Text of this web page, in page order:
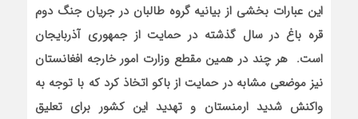
این عبارات بخشی از بیانیه گروه طالبان در جریان جنگ دوم
قره باغ در سال گذشته در حمایت از جمهوری آذربایجان
است. هر چند در همین مقطع وزارت امور خارجه افغانستان
نیز موضعی مشابه در حمایت از باکو اتخاذ کرد که با توجه به
واکنش شدید ارمنستان و تهدید این کشور برای تعلیق